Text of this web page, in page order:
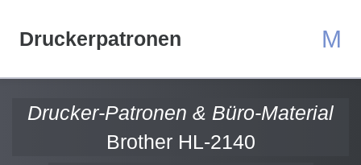
Druckerpatronen M
Drucker-Patronen & Büro-Material
Brother HL-2140